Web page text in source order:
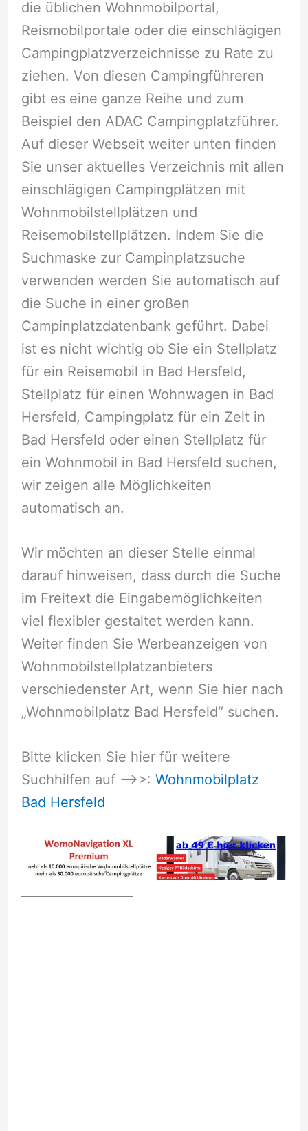
die üblichen Wohnmobilportal,
Reismobilportale oder die einschlägigen
Campingplatzverzeichnisse zu Rate zu
ziehen. Von diesen Campingführeren
gibt es eine ganze Reihe und zum
Beispiel den ADAC Campingplatzführer.
Auf dieser Webseit weiter unten finden
Sie unser aktuelles Verzeichnis mit allen
einschlägigen Campingplätzen mit
Wohnmobilstellplätzen und
Reisemobilstellplätzen. Indem Sie die
Suchmaske zur Campinplatzsuche
verwenden werden Sie automatisch auf
die Suche in einer großen
Campinplatzdatenbank geführt. Dabei
ist es nicht wichtig ob Sie ein Stellplatz
für ein Reisemobil in Bad Hersfeld,
Stellplatz für einen Wohnwagen in Bad
Hersfeld, Campingplatz für ein Zelt in
Bad Hersfeld oder einen Stellplatz für
ein Wohnmobil in Bad Hersfeld suchen,
wir zeigen alle Möglichkeiten
automatisch an.
Wir möchten an dieser Stelle einmal
darauf hinweisen, dass durch die Suche
im Freitext die Eingabemöglichkeiten
viel flexibler gestaltet werden kann.
Weiter finden Sie Werbeanzeigen von
Wohnmobilstellplatzanbieters
verschiedenster Art, wenn Sie hier nach
„Wohnmobilplatz Bad Hersfeld“ suchen.
Bitte klicken Sie hier für weitere
Suchhilfen auf –>>: Wohnmobilplatz
Bad Hersfeld